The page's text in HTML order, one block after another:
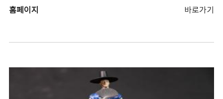
홈페이지
바로가기